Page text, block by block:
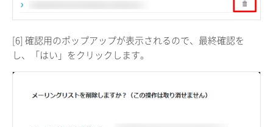
[6] 確認用のポップアップが表示されるので、最終確認を
し、「はい」をクリックします。